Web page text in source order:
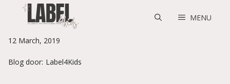
MENU
12 March, 2019
Blog door: Label4Kids